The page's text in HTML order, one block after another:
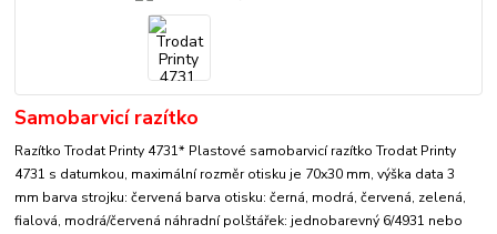
Samobarvicí razítko
Razítko Trodat Printy 4731* Plastové samobarvicí razítko Trodat Printy
4731 s datumkou, maximální rozměr otisku je 70x30 mm, výška data 3
mm barva strojku: červená barva otisku: černá, modrá, červená, zelená,
fialová, modrá/červená náhradní polštářek: jednobarevný 6/4931 nebo